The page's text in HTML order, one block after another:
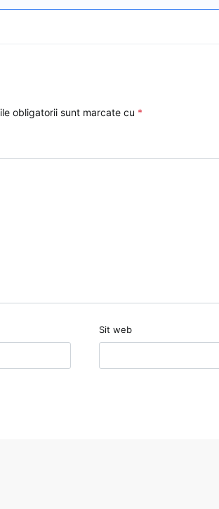
obligatorii sunt marcate cu *
Sit web